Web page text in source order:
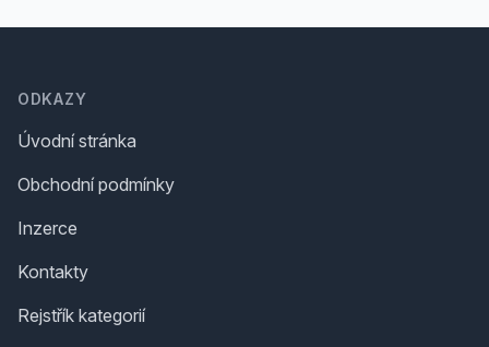
ODKAZY
Úvodní stránka
Obchodní podmínky
Inzerce
Kontakty
Rejstřík kategorií